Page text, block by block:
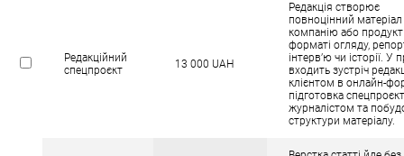
Редакційний
спецпроєкт
13 000 UAH
Редакція створює
повноцінний
компанію або
форматі огляду,
інтерв’ю чи історії. У
входить зустріч
клієнтом в онлайн-
підготовка
журналістом та
структури матеріалу.